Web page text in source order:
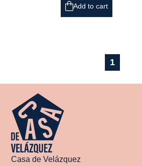
Add to cart
1
Casa de Velázquez